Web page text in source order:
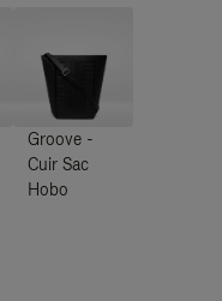
Groove -
Cuir Sac
Hobo